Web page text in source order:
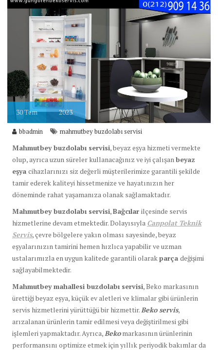
30Tem 2023
bbadmin mahmutbey buzdolabı servisi
Mahmutbey buzdolabı servisi, beyaz eşya hizmeti vermekte
olup, ayrıca uzun süreler kullanacağınız ve iyi çalışan beyaz
eşya cihazlarınızı siz değerli müşterilerimize garantili şekilde
tamir ederek kaliteyi hissetmenize ve hayatınızın her
döneminde rahat yaşamanıza olanak sağlamaktadır.
Mahmutbey buzdolabı servisi,Bağcılar ilçesinde servis
hizmetlerine devam etmektedir. Dolayısıyla Canpolat Teknik
Servis, çevre bölgelere yakın olması sayesinde, beyaz
eşyalarınızın tamirini hemen hızlıca yapabilir ve uzman
ustalarımızla en uygun kalitede garantili olarakparça değişimi
sağlayabilmektedir.
Mahmutbey mahallesi buzdolabı servisi, Beko markasının
ürettiği beyaz eşya, küçük ev aletleri ve klimalar gibi ürünlerin
servis hizmetlerini yürüttüğü bir hizmettir. Beko servis,
arızalanan ürünlerin tamir edilmesi veya değiştirilmesi gibi
işlemleri yapmaktadır. Ayrıca, Beko markasının ürünlerinin
performansını optimize etmek için yıllık periyodik bakımlar da